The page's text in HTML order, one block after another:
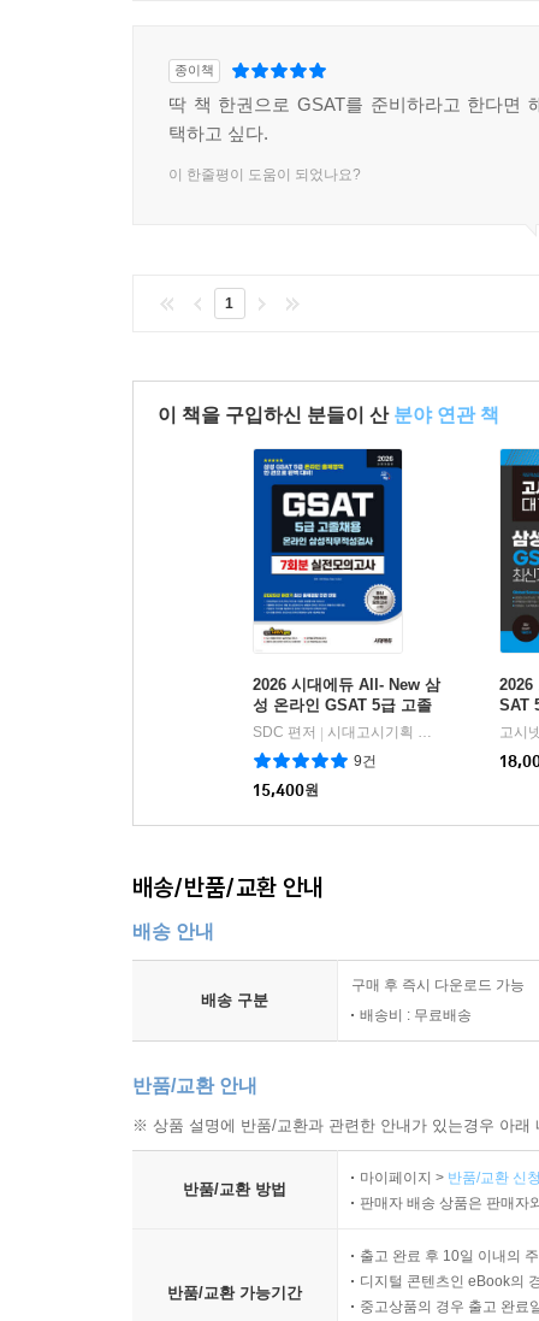
종이책
딱 책 한권으로 GSAT를 준비하라고 한다면
택하고 싶다.
이 한줄평이 도움이 되었나요?
1
이 책을 구입하신 분들이 산 분야 연관 책
2026 시대에듀 All- New 삼
성 온라인 GSAT 5급 고졸
채용 실전모의고사 7회분
SDC 편저 | 시대고시기획 시대교육
9건
15,400원
2026
SAT
출유
고시
배송/반품/교환 안내
배송 안내
배송 구분
구매 후 즉시 다운로드 가능
배송비 : 무료배송
반품/교환 안내
※ 상품 설명에 반품/교환과 관련한 안내가 있는경우 아
반품/교환 방법
마이페이지 > 반품/교환 신
판매자 배송 상품은 판매자
반품/교환 가능기간
출고 완료 후 10일 이내의
디지털 콘텐츠인 eBook의
중고상품의 경우 출고 완료